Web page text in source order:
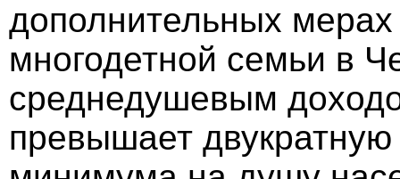
дополнительных
многодетной семьи в
среднедушевым
превышает